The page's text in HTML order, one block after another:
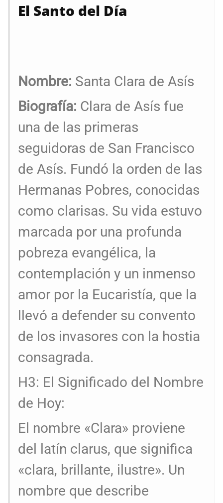
El Santo del Día
Nombre: Santa Clara de Asís
Biografía: Clara de Asís fue
una de las primeras
seguidoras de San Francisco
de Asís. Fundó la orden de las
Hermanas Pobres, conocidas
como clarisas. Su vida estuvo
marcada por una profunda
pobreza evangélica, la
contemplación y un inmenso
amor por la Eucaristía, que la
llevó a defender su convento
de los invasores con la hostia
consagrada.
H3: El Significado del Nombre
de Hoy:
El nombre «Clara» proviene
del latín clarus, que significa
«clara, brillante, ilustre». Un
nombre que describe